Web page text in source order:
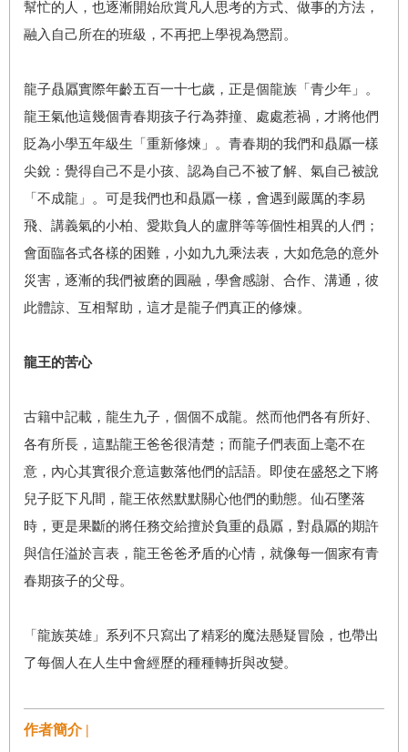
幫忙的人，也逐漸開始欣賞凡人思考的方式、做事的方法，
融入自己所在的班級，不再把上學視為懲罰。
龍子贔屭實際年齡五百一十七歲，正是個龍族「青少年」。
龍王氣他這幾個青春期孩子行為莽撞、處處惹禍，才將他們
貶為小學五年級生「重新修煉」。青春期的我們和贔屭一樣
尖銳：覺得自己不是小孩、認為自己不被了解、氣自己被說
「不成龍」。可是我們也和贔屭一樣，會遇到嚴厲的李易
飛、講義氣的小柏、愛欺負人的盧胖等等個性相異的人們；
會面臨各式各樣的困難，小如九九乘法表，大如危急的意外
災害，逐漸的我們被磨的圓融，學會感謝、合作、溝通，彼
此體諒、互相幫助，這才是龍子們真正的修煉。
龍王的苦心
古籍中記載，龍生九子，個個不成龍。然而他們各有所好、
各有所長，這點龍王爸爸很清楚；而龍子們表面上毫不在
意，內心其實很介意這數落他們的話語。即使在盛怒之下將
兒子貶下凡間，龍王依然默默關心他們的動態。仙石墜落
時，更是果斷的將任務交給擅於負重的贔屭，對贔屭的期許
與信任溢於言表，龍王爸爸矛盾的心情，就像每一個家有青
春期孩子的父母。
「龍族英雄」系列不只寫出了精彩的魔法懸疑冒險，也帶出
了每個人在人生中會經歷的種種轉折與改變。
作者簡介 |